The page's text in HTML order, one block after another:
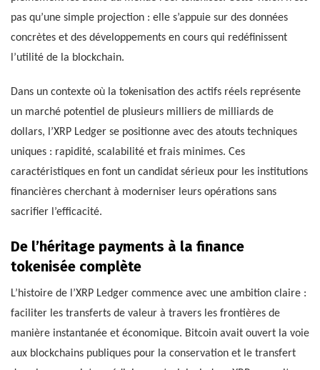
pas qu’une simple projection : elle s’appuie sur des données
concrètes et des développements en cours qui redéfinissent
l’utilité de la blockchain.
Dans un contexte où la tokenisation des actifs réels représente
un marché potentiel de plusieurs milliers de milliards de
dollars, l’XRP Ledger se positionne avec des atouts techniques
uniques : rapidité, scalabilité et frais minimes. Ces
caractéristiques en font un candidat sérieux pour les institutions
financières cherchant à moderniser leurs opérations sans
sacrifier l’efficacité.
De l’héritage payments à la finance
tokenisée complète
L’histoire de l’XRP Ledger commence avec une ambition claire :
faciliter les transferts de valeur à travers les frontières de
manière instantanée et économique. Bitcoin avait ouvert la voie
aux blockchains publiques pour la conservation et le transfert